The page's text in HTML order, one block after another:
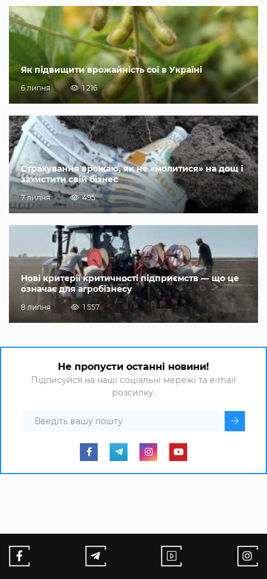
Як підвищити врожайність сої в Україні
6 липня 1 216
Страхування врожаю, як не «молитися» на дощ і
захистити свій бізнес
7 липня 495
Нові критерії критичності підприємств — що це
означає для агробізнесу
8 липня 1 557
Не пропусти останні новини!
Підписуйся на наші соціальні мережі та e-mail
розсилку.